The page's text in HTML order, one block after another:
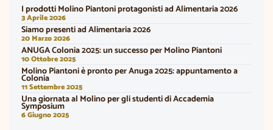
I prodotti Molino Piantoni protagonisti ad Alimentaria 2026
3 Aprile 2026
Siamo presenti ad Alimentaria 2026
20 Marzo 2026
ANUGA Colonia 2025: un successo per Molino Piantoni
10 Ottobre 2025
Molino Piantoni è pronto per Anuga 2025: appuntamento a
Colonia
11 Settembre 2025
Una giornata al Molino per gli studenti di Accademia
Symposium
6 Giugno 2025